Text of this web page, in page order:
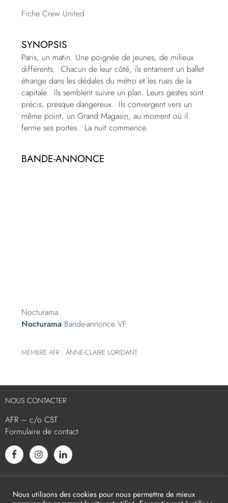
Fiche Crew United
SYNOPSIS
Paris, un matin. Une poignée de jeunes, de milieux
différents. Chacun de leur côté, ils entament un ballet
étrange dans les dédales du métro et les rues de la
capitale. Ils semblent suivre un plan. Leurs gestes sont
précis, presque dangereux. Ils convergent vers un
même point, un Grand Magasin, au moment où il
ferme ses portes. La nuit commence.
BANDE-ANNONCE
Nocturama
Nocturama Bande-annonce VF
MEMBRE AFR :ANNE-CLAIRE LORIDANT
NOUS CONTACTER
AFR – c/o CST
Formulaire de contact
Nous utilisons des cookies pour nous permettre de mieux